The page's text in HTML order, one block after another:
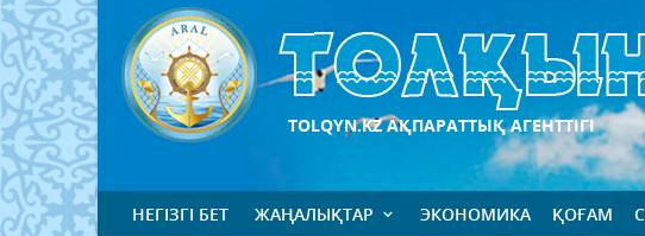
TOLQYN.KZ АҚПАРАТТЫҚ АГЕНТТІГІ
НЕГІЗГІ БЕТ ЖАҢАЛЫҚТАР ЭКОНОМИКА ҚОҒАМ